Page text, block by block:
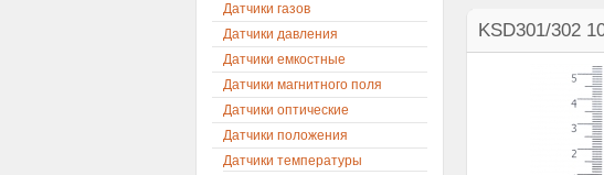
KSD301/302
Датчики газов
Датчики давления
Датчики емкостные
Датчики магнитного поля
Датчики оптические
Датчики положения
Датчики температуры